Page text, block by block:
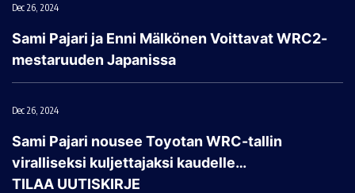
Dec 26, 2024
Sami Pajari ja Enni Mälkönen Voittavat WRC2-
mestaruuden Japanissa
Dec 26, 2024
Sami Pajari nousee Toyotan WRC-tallin
viralliseksi kuljettajaksi kaudelle…
TILAA UUTISKIRJE